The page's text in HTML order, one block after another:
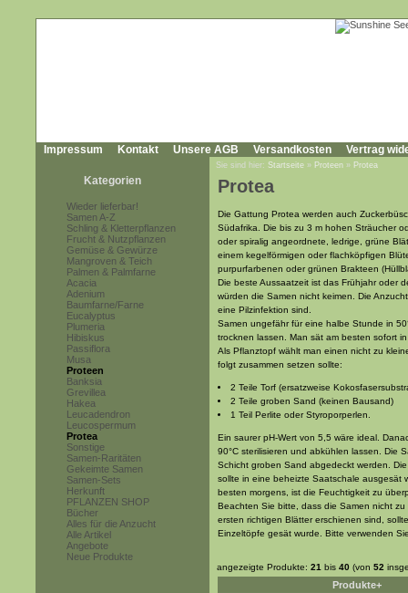
Impressum Kontakt Unsere AGB Versandkosten Vertrag
Kategorien
Wieder lieferbar!
Samen A-Z
Schling & Kletterpflanzen
Frucht & Nutzpflanzen
Gemüse & Gewürze
Mangroven & Teich
Palmen & Palmfarne
Acacia
Adenium
Baumfarne/Farne
Eucalyptus
Plumeria
Hibiskus
Passiflora
Musa
Proteen
Banksia
Grevillea
Hakea
Leucadendron
Leucospermum
Protea
Sonstige
Samen-Raritäten
Gekeimte Samen
Samen-Sets
Herkunft
PFLANZEN SHOP
Bücher
Alles für die Anzucht
Alle Artikel
Angebote
Neue Produkte
Sie sind hier: Startseite » Proteen » Protea
Protea
Die Gattung Protea werden auch
Südafrika. Die bis zu 3 m hohen Sträucher
oder spiralig angeordnete, ledrige, grüne
einem kegelförmigen oder flachköpfigen
purpurfarbenen oder grünen Brakteen
Die beste Aussaatzeit ist das Frühjahr oder
würden die Samen nicht keimen. Die
eine Pilzinfektion sind.
Samen ungefähr für eine halbe Stunde in
trocknen lassen. Man sät am besten sofort
Als Pflanztopf wählt man einen nicht zu
folgt zusammen setzen sollte:
2 Teile Torf (ersatzweise
2 Teile groben Sand (keinen Bausand)
1 Teil Perlite oder Styroporperlen.
Ein saurer pH-Wert von 5,5 wäre ideal.
90°C sterilisieren und abkühlen lassen. Die
Schicht groben Sand abgedeckt werden.
sollte in eine beheizte Saatschale ausgesät
besten morgens, ist die Feuchtigkeit zu
Beachten Sie bitte, dass die Samen nicht
ersten richtigen Blätter erschienen sind,
Einzeltöpfe gesät wurde. Bitte verwenden
angezeigte Produkte: 21 bis 40 (von 52
Produkte+